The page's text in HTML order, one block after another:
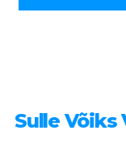
Sulle Võiks